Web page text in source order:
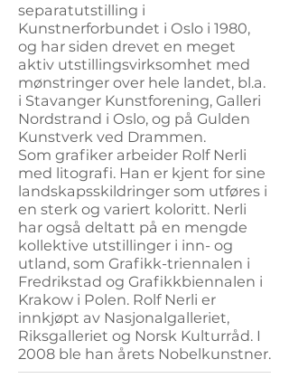
separatutstilling i
Kunstnerforbundet i Oslo i 1980,
og har siden drevet en meget
aktiv utstillingsvirksomhet med
mønstringer over hele landet, bl.a.
i Stavanger Kunstforening, Galleri
Nordstrand i Oslo, og på Gulden
Kunstverk ved Drammen.
Som grafiker arbeider Rolf Nerli
med litografi. Han er kjent for sine
landskapsskildringer som utføres i
en sterk og variert koloritt. Nerli
har også deltatt på en mengde
kollektive utstillinger i inn- og
utland, som Grafikk-triennalen i
Fredrikstad og Grafikkbiennalen i
Krakow i Polen. Rolf Nerli er
innkjøpt av Nasjonalgalleriet,
Riksgalleriet og Norsk Kulturråd. I
2008 ble han årets Nobelkunstner.